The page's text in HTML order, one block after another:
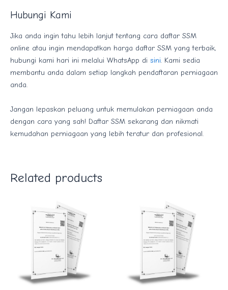
Hubungi Kami
Jika anda ingin tahu lebih lanjut tentang cara daftar SSM
online atau ingin mendapatkan harga daftar SSM yang terbaik,
hubungi kami hari ini melalui WhatsApp di sini. Kami sedia
membantu anda dalam setiap langkah pendaftaran perniagaan
anda.
Jangan lepaskan peluang untuk memulakan perniagaan anda
dengan cara yang sah! Daftar SSM sekarang dan nikmati
kemudahan perniagaan yang lebih teratur dan profesional.
Related products